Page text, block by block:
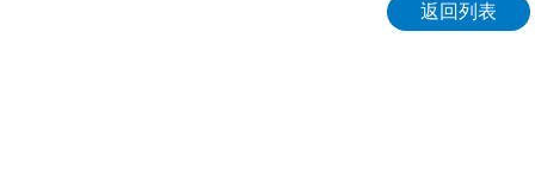
返回列表